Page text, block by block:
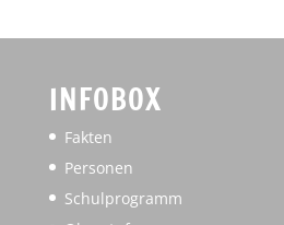
INFOBOX
Fakten
Personen
Schulprogramm